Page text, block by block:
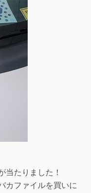
当たりました！
カファイルを買いに